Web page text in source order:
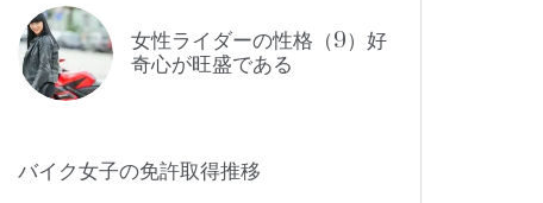
女性ライダーの性格（9）好
奇心が旺盛である
バイク女子の免許取得推移